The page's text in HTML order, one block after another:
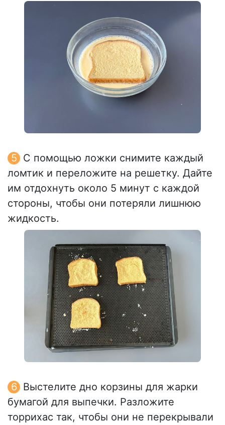
С помощью ложки снимите каждый
ломтик и переложите на решетку. Дайте
им отдохнуть около 5 минут с каждой
стороны, чтобы они потеряли лишнюю
жидкость.
Выстелите дно корзины для жарки
бумагой для выпечки. Разложите
торрихас так, чтобы они не перекрывали